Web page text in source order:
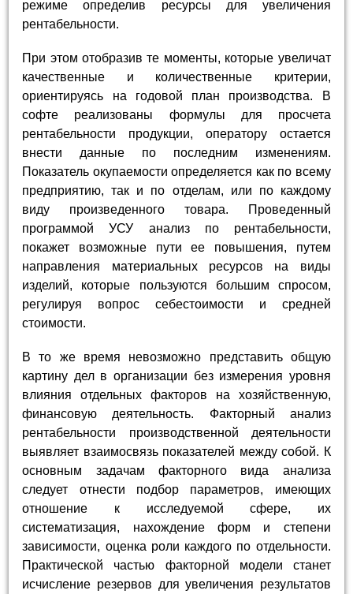
режиме определив ресурсы для увеличения
рентабельности.
При этом отобразив те моменты, которые увеличат
качественные и количественные критерии,
ориентируясь на годовой план производства. В
софте реализованы формулы для просчета
рентабельности продукции, оператору остается
внести данные по последним изменениям.
Показатель окупаемости определяется как по всему
предприятию, так и по отделам, или по каждому
виду произведенного товара. Проведенный
программой УСУ анализ по рентабельности,
покажет возможные пути ее повышения, путем
направления материальных ресурсов на виды
изделий, которые пользуются большим спросом,
регулируя вопрос себестоимости и средней
стоимости.
В то же время невозможно представить общую
картину дел в организации без измерения уровня
влияния отдельных факторов на хозяйственную,
финансовую деятельность. Факторный анализ
рентабельности производственной деятельности
выявляет взаимосвязь показателей между собой. К
основным задачам факторного вида анализа
следует отнести подбор параметров, имеющих
отношение к исследуемой сфере, их
систематизация, нахождение форм и степени
зависимости, оценка роли каждого по отдельности.
Практической частью факторной модели станет
исчисление резервов для увеличения результатов